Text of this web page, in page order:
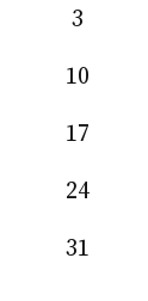
3
10
17
24
31